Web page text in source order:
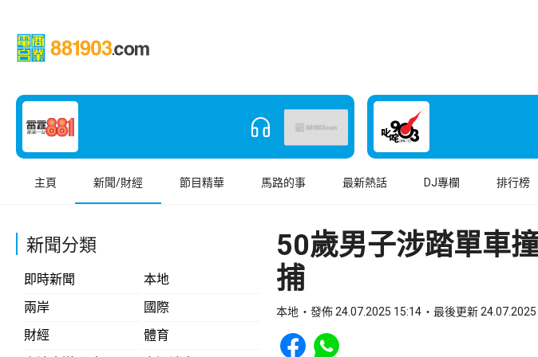
主頁 新聞/財經 節目精華 馬路的事 最新熱話 DJ專欄 排行榜
新聞分類
即時新聞
本地
兩岸
國際
財經
體育
50歲男子涉踏單車
捕
本地 發佈 24.07.2025 15:14 最後更新
Share to Facebook
Share to WhatsApp